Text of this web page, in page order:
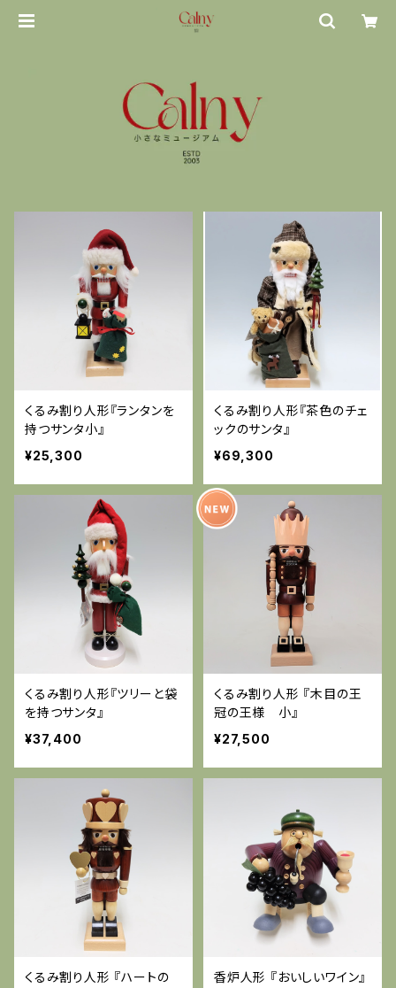
くるみ割り人形『ランタンを
持つサンタ小』
¥25,300
くるみ割り人形『茶色のチェ
ックのサンタ』
¥69,300
くるみ割り人形『ツリーと袋
を持つサンタ』
¥37,400
くるみ割り人形 『木目の王
冠の王様 小』
¥27,500
くるみ割り人形 『ハートの
香炉人形 『おいしいワイン』